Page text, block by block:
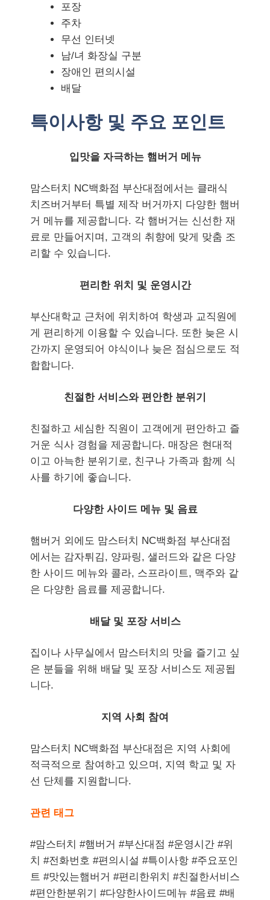
포장
주차
무선 인터넷
남/녀 화장실 구분
장애인 편의시설
배달
특이사항 및 주요 포인트
입맛을 자극하는 햄버거 메뉴
맘스터치 NC백화점 부산대점에서는 클래식
치즈버거부터 특별 제작 버거까지 다양한 햄버
거 메뉴를 제공합니다. 각 햄버거는 신선한 재
료로 만들어지며, 고객의 취향에 맞게 맞춤 조
리할 수 있습니다.
편리한 위치 및 운영시간
부산대학교 근처에 위치하여 학생과 교직원에
게 편리하게 이용할 수 있습니다. 또한 늦은 시
간까지 운영되어 야식이나 늦은 점심으로도 적
합합니다.
친절한 서비스와 편안한 분위기
친절하고 세심한 직원이 고객에게 편안하고 즐
거운 식사 경험을 제공합니다. 매장은 현대적
이고 아늑한 분위기로, 친구나 가족과 함께 식
사를 하기에 좋습니다.
다양한 사이드 메뉴 및 음료
햄버거 외에도 맘스터치 NC백화점 부산대점
에서는 감자튀김, 양파링, 샐러드와 같은 다양
한 사이드 메뉴와 콜라, 스프라이트, 맥주와 같
은 다양한 음료를 제공합니다.
배달 및 포장 서비스
집이나 사무실에서 맘스터치의 맛을 즐기고 싶
은 분들을 위해 배달 및 포장 서비스도 제공됩
니다.
지역 사회 참여
맘스터치 NC백화점 부산대점은 지역 사회에
적극적으로 참여하고 있으며, 지역 학교 및 자
선 단체를 지원합니다.
관련 태그
#맘스터치 #햄버거 #부산대점 #운영시간 #위
치 #전화번호 #편의시설 #특이사항 #주요포인
트 #맛있는햄버거 #편리한위치 #친절한서비스
#편안한분위기 #다양한사이드메뉴 #음료 #배